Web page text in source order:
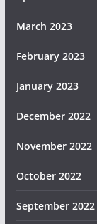
March 2023
February 2023
January 2023
December 2022
November 2022
October 2022
September 2022